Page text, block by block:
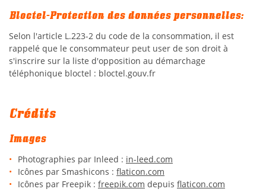
Code
voiture
moto
Galerie
Une
Bloctel-Protection des données personnelles:
Selon l'article L.223-2 du code de la consommation, il est
rappelé que le consommateur peut user de son droit à
s'inscrire sur la liste d'opposition au démarchage
téléphonique bloctel : bloctel.gouv.fr
Crédits
Images
Photographies par Inleed : in-leed.com
Icônes par Smashicons : flaticon.com
Icônes par Freepik : freepik.com depuis flaticon.com